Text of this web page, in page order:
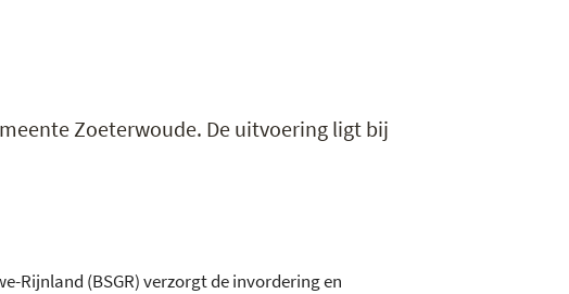
Zoeterwoude. De uitvoering ligt bij
Rijnland (BSGR) verzorgt de invordering en